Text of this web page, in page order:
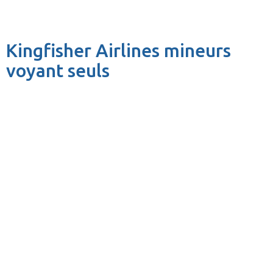
Kingfisher Airlines mineurs
voyant seuls